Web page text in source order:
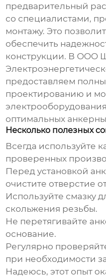
предварительный
со специалистами,
монтажу. Это
обеспечить
конструкции. В ООО
предоставляем
проектированию и
оптимальных
Несколько полезных
Всегда используйте
проверенных
Перед установкой
очистите отверстие
Используйте смазку
скольжения резьбы.
Не перетягивайте
основание.
Регулярно
при необходимости
Надеюсь, этот опыт